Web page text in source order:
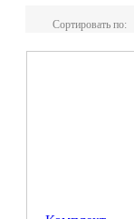
Сортировать по: